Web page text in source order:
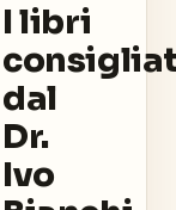
I libri
dal
Dr.
Ivo